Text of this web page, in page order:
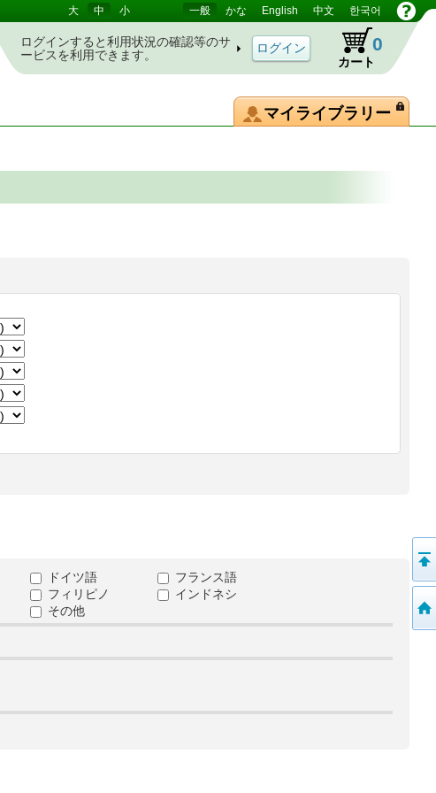
大 中 小 一般 かな English 中文 한국어
ログインすると利用状況の確認等のサ
ービスを利用できます。
カート
0
マイライブラリー
ドイツ語
フランス語
フィリピノ
インドネシ
その他